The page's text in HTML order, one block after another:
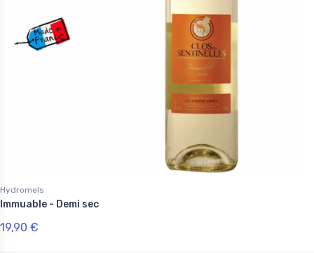
Hydromels
Immuable - Demi sec
19,90 €